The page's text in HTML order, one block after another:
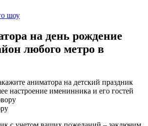
шоу
на день рождение
любого метро в
аниматора на детский праздник
настроение именинника и его гостей